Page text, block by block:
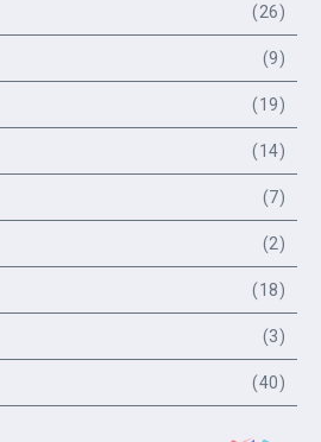
(26)
(9)
(19)
(14)
(7)
(2)
(18)
(3)
(40)